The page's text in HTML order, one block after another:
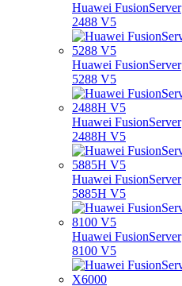
Huawei FusionServer
2488 V5
Huawei FusionServer
5288 V5
Huawei FusionServer
2488H V5
Huawei FusionServer
5885H V5
Huawei FusionServer
8100 V5